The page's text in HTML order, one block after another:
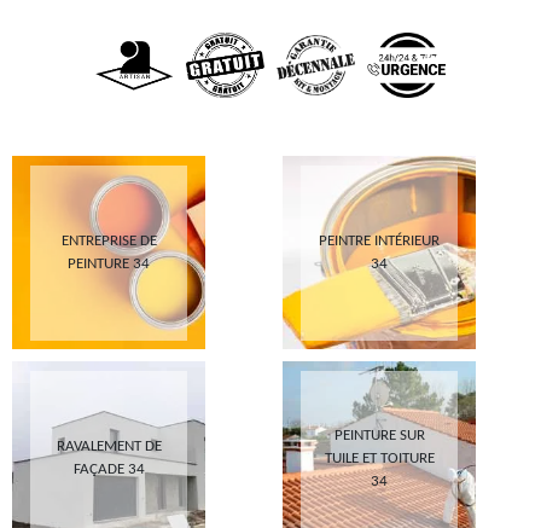
ENTREPRISE DE
PEINTURE 34
PEINTRE INTÉRIEUR
34
RAVALEMENT DE
FAÇADE 34
PEINTURE SUR
TUILE ET TOITURE
34